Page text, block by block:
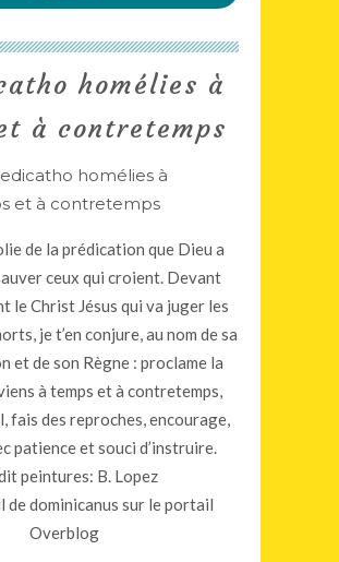
homélies à
à contretemps
de la prédication que Dieu a
ceux qui croient. Devant
le Christ Jésus qui va juger les
je t’en conjure, au nom de sa
et de son Règne : proclame la
à temps et à contretemps,
fais des reproches, encourage,
patience et souci d’instruire.
peintures: B. Lopez
dedominicanus sur le portail
Overblog